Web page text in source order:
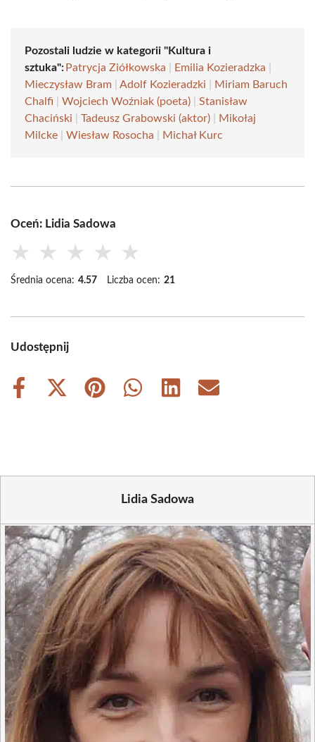
Pozostali ludzie w kategorii "Kultura i
sztuka": Patrycja Ziółkowska Emilia Kozieradzka
Mieczysław Bram
Adolf Kozieradzki
Miriam Baruch
Chalfi
Wojciech Woźniak (poeta)
Stanisław
Chaciński
Tadeusz Grabowski (aktor)
Mikołaj
Milcke
Wiesław Rosocha Michał Kurc
Oceń: Lidia Sadowa
★ ★ ★ ★ ★
Średnia ocena: 4.57 Liczba ocen: 21
Udostępnij
Share
Share
Share
Share
Share
Share
Lidia Sadowa